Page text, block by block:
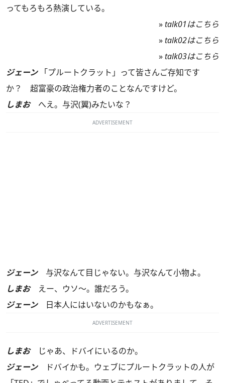
ってもろもろ熱演している。
»talk01はこちら
»talk02はこちら
»talk03はこちら
ジェーン「プルートクラット」って皆さんご存知です
か？ 超富豪の政治権力者のことなんですけど。
しまおへえ。与沢(翼)みたいな？
ADVERTISEMENT
ジェーン与沢なんて目じゃない。与沢なんて小物よ。
しまおえー、ウソ～。誰だろう。
ジェーン日本人にはいないのかもなぁ。
ADVERTISEMENT
しまおじゃあ、ドバイにいるのか。
ジェーンドバイかも。ウェブにプルートクラットの人が